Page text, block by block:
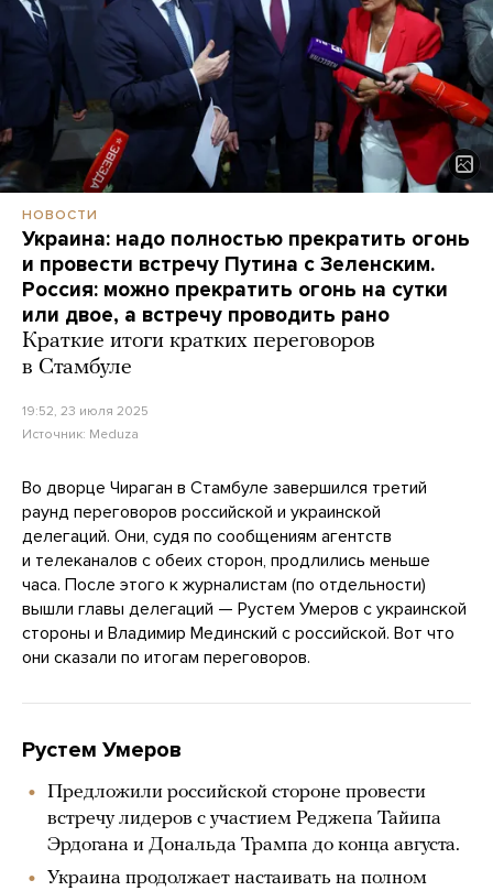
НОВОСТИ
Украина: надо полностью прекратить огонь
и провести встречу Путина с Зеленским.
Россия: можно прекратить огонь на сутки
или двое, а встречу проводить рано
Краткие итоги кратких переговоров
в Стамбуле
19:52, 23 июля 2025
Источник: Meduza
Во дворце Чираган в Стамбуле завершился третий
раунд переговоров российской и украинской
делегаций. Они, судя по сообщениям агентств
и телеканалов с обеих сторон, продлились меньше
часа. После этого к журналистам (по отдельности)
вышли главы делегаций — Рустем Умеров с украинской
стороны и Владимир Мединский с российской. Вот что
они сказали по итогам переговоров.
Рустем Умеров
Предложили российской стороне провести
встречу лидеров с участием Реджепа Тайипа
Эрдогана и Дональда Трампа до конца августа.
Украина продолжает настаивать на полном